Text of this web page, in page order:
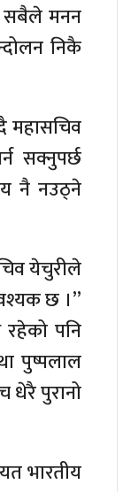
सबैले मनन
निकै
महासचिव
सक्नुपर्छ
नै नउठ्ने
येचुरीले
छ ।”
पनि
पुष्पलाल
धेरै पुरानो
भारतीय